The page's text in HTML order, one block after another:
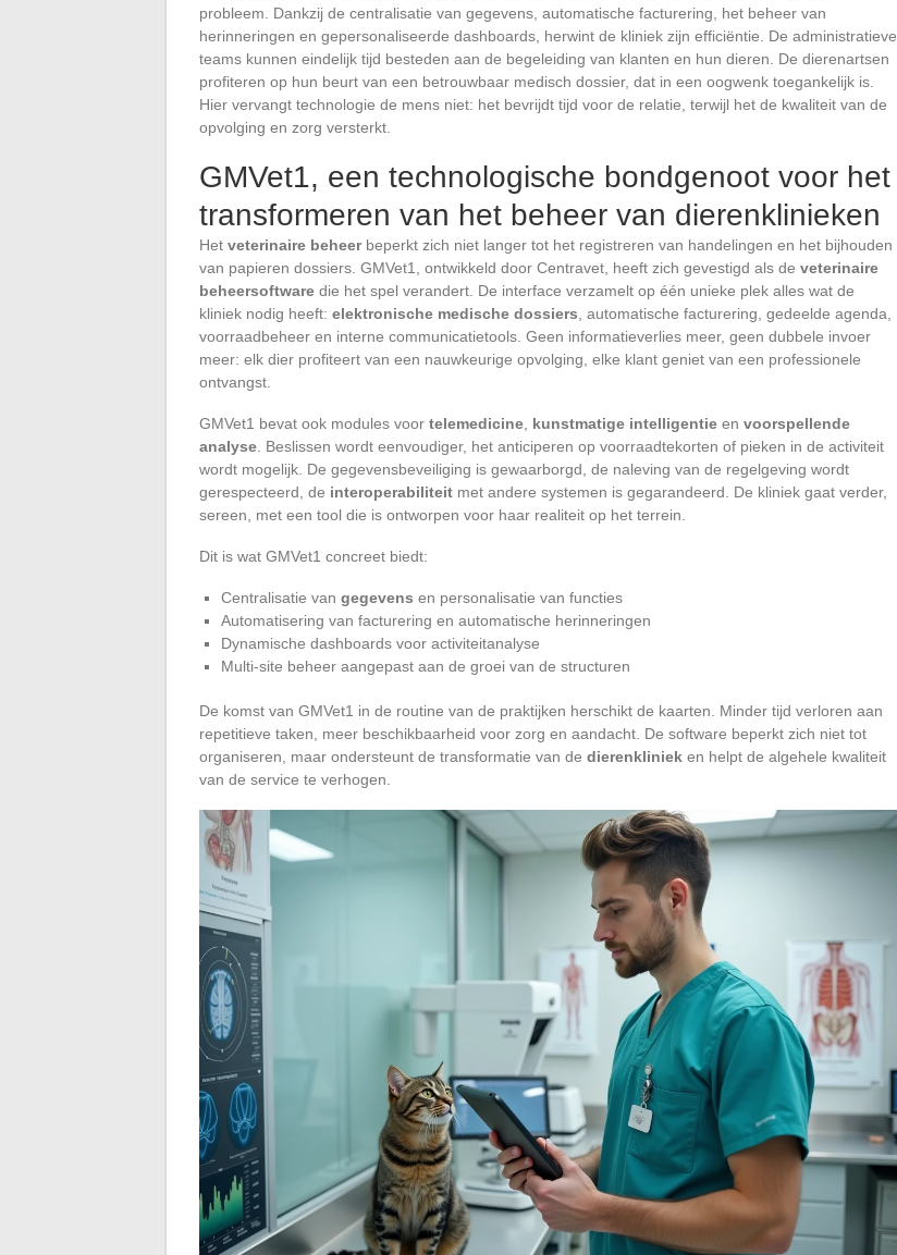
probleem. Dankzij de centralisatie van gegevens, automatische facturering, het beheer van
herinneringen en gepersonaliseerde dashboards, herwint de kliniek zijn efficiëntie. De administratieve
teams kunnen eindelijk tijd besteden aan de begeleiding van klanten en hun dieren. De dierenartsen
profiteren op hun beurt van een betrouwbaar medisch dossier, dat in een oogwenk toegankelijk is.
Hier vervangt technologie de mens niet: het bevrijdt tijd voor de relatie, terwijl het de kwaliteit van de
opvolging en zorg versterkt.
GMVet1, een technologische bondgenoot voor het
transformeren van het beheer van dierenklinieken
Het veterinaire beheerbeperkt zich niet langer tot het registreren van handelingen en het bijhouden
van papieren dossiers. GMVet1, ontwikkeld door Centravet, heeft zich gevestigd als de veterinaire
beheersoftware die het spel verandert. De interface verzamelt op één unieke plek alles wat de
kliniek nodig heeft: elektronische medische dossiers , automatische facturering, gedeelde agenda,
voorraadbeheer en interne communicatietools. Geen informatieverlies meer, geen dubbele invoer
meer: elk dier profiteert van een nauwkeurige opvolging, elke klant geniet van een professionele
ontvangst.
GMVet1 bevat ook modules voor telemedicine kunstmatige intelligentie en voorspellende
analyse . Beslissen wordt eenvoudiger, het anticiperen op voorraadtekorten of pieken in de activiteit
wordt mogelijk. De gegevensbeveiliging is gewaarborgd, de naleving van de regelgeving wordt
gerespecteerd, de interoperabiliteit met andere systemen is gegarandeerd. De kliniek gaat verder,
sereen, met een tool die is ontworpen voor haar realiteit op het terrein.
Dit is wat GMVet1 concreet biedt:
Centralisatie van gegevens en personalisatie van functies
Automatisering van facturering en automatische herinneringen
Dynamische dashboards voor activiteitanalyse
Multi-site beheer aangepast aan de groei van de structuren
De komst van GMVet1 in de routine van de praktijken herschikt de kaarten. Minder tijd verloren aan
repetitieve taken, meer beschikbaarheid voor zorg en aandacht. De software beperkt zich niet tot
organiseren, maar ondersteunt de transformatie van de dierenkliniek en helpt de algehele kwaliteit
van de service te verhogen.